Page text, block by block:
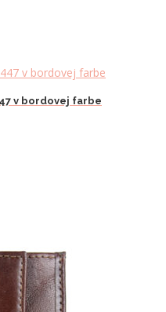
v bordovej farbe